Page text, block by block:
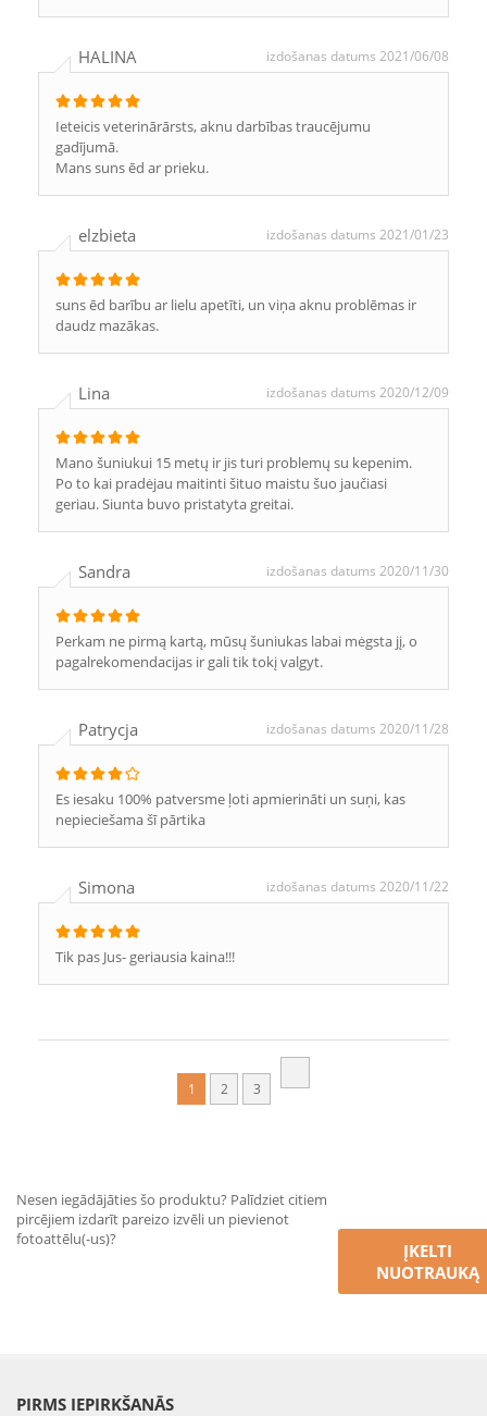
HALINA izdošanas datums 2021/06/08
Ieteicis veterinārārsts, aknu darbības traucējumu
gadījumā.
Mans suns ēd ar prieku.
elzbieta izdošanas datums 2021/01/23
suns ēd barību ar lielu apetīti, un viņa aknu problēmas ir
daudz mazākas.
Lina izdošanas datums 2020/12/09
Mano šuniukui 15 metų ir jis turi problemų su kepenim.
Po to kai pradėjau maitinti šituo maistu šuo jaučiasi
geriau. Siunta buvo pristatyta greitai.
Sandra izdošanas datums 2020/11/30
Perkam ne pirmą kartą, mūsų šuniukas labai mėgsta jį, o
pagalrekomendacijas ir gali tik tokį valgyt.
Patrycja izdošanas datums 2020/11/28
Es iesaku 100% patversme ļoti apmierināti un suņi, kas
nepieciešama šī pārtika
Simona izdošanas datums 2020/11/22
Tik pas Jus- geriausia kaina!!!
1 2 3
Nesen iegādājāties šo produktu? Palīdziet citiem
pircējiem izdarīt pareizo izvēli un pievienot
fotoattēlu(-us)?
ĮKELTI
NUOTRAUKĄ
PIRMS IEPIRKŠANĀS